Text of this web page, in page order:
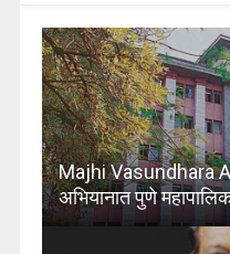
Majhi Vasundhara
अभियानात पुणे